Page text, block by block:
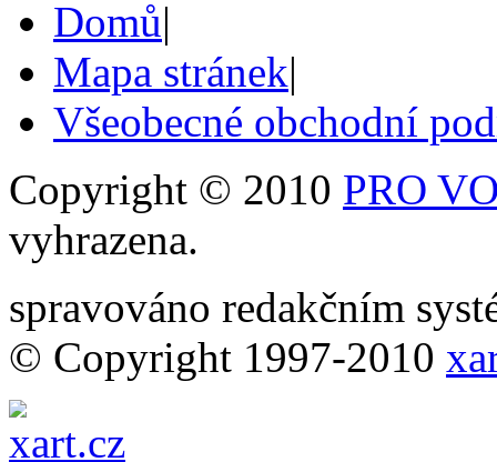
Domů|
Mapa stránek|
Všeobecné obchodní
Copyright © 2010 PRO
vyhrazena.
spravováno redakčním
© Copyright 1997-2010